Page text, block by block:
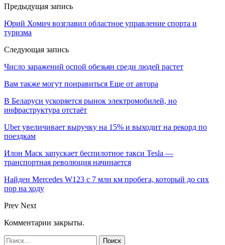
Предыдущая запись
Юрий Хомич возглавил областное управление спорта и
туризма
Следующая запись
Число заражений оспой обезьян среди людей растет
Вам также могут понравиться Еще от автора
В Беларуси ускоряется рынок электромобилей, но
инфраструктура отстаёт
Uber увеличивает выручку на 15% и выходит на рекорд по
поездкам
Илон Маск запускает беспилотное такси Tesla —
транспортная революция начинается
Найден Mercedes W123 с 7 млн км пробега, который до сих
пор на ходу
Prev Next
Комментарии закрыты.